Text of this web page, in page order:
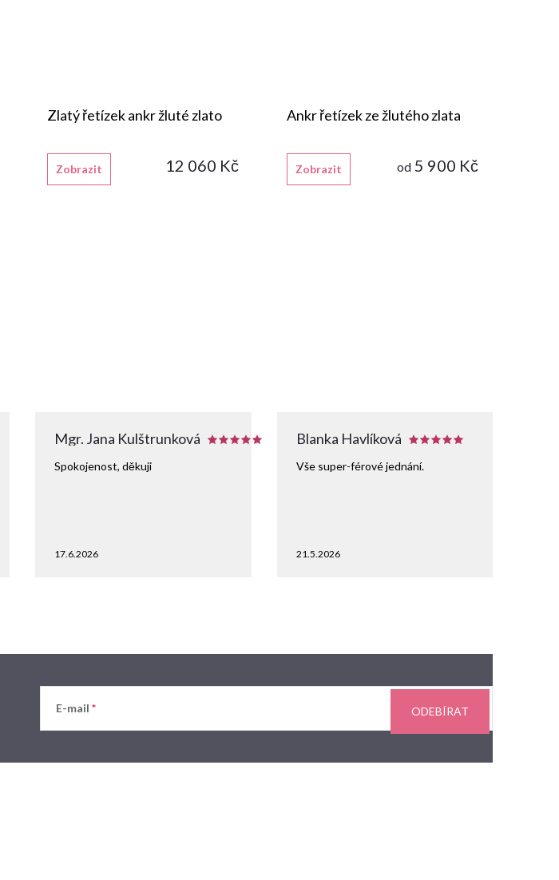
Zlatý řetízek ankr žluté zlato
12 060 Kč
Zobrazit
Ankr řetízek ze žlutého zlata
od 5 900 Kč
Zobrazit
Mgr. Jana Kulštrunková
17.6.2026
Spokojenost, děkuji
Blanka Havlíková
21.5.2026
Vše super-férové jednání.
E-mail ODEBÍRAT